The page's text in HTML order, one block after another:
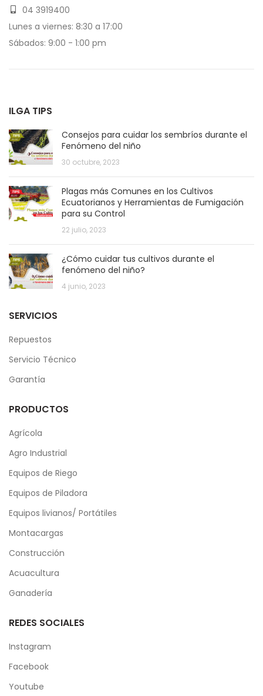
04 3919400
Lunes a viernes: 8:30 a 17:00
Sábados: 9:00 - 1:00 pm
ILGA TIPS
Consejos para cuidar los sembríos durante el
Fenómeno del niño
30 octubre, 2023
Plagas más Comunes en los Cultivos
Ecuatorianos y Herramientas de Fumigación
para su Control
22 julio, 2023
¿Cómo cuidar tus cultivos durante el
fenómeno del niño?
4 junio, 2023
SERVICIOS
Repuestos
Servicio Técnico
Garantía
PRODUCTOS
Agrícola
Agro Industrial
Equipos de Riego
Equipos de Piladora
Equipos livianos/ Portátiles
Montacargas
Construcción
Acuacultura
Ganadería
REDES SOCIALES
Instagram
Facebook
Youtube